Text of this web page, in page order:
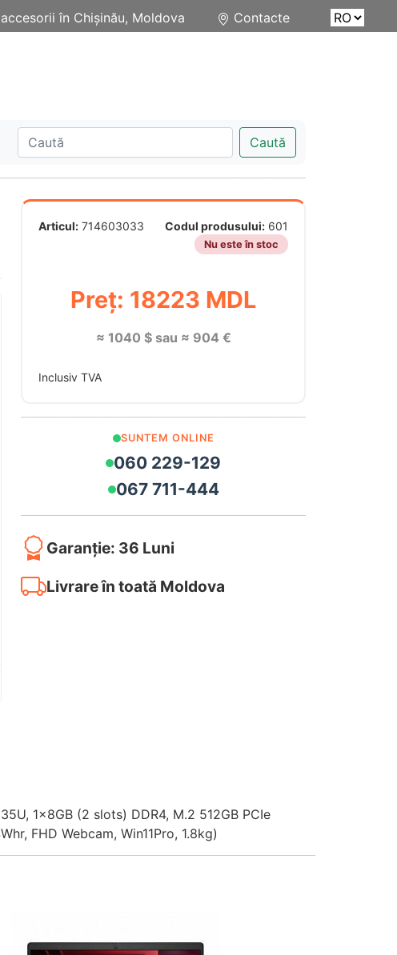
Contacte
în Chișinău, Moldova
Caută
Articul: 714603033 Codul produsului: 601
Nu este în stoc
Preț: 18223 MDL
≈ 1040 $ sau ≈ 904 €
Inclusiv TVA
SUNTEM ONLINE
060 229-129
067 711-444
Garanție: 36 Luni
Livrare în toată Moldova
1x8GB (2 slots) DDR4, M.2 512GB PCIe
FHD Webcam, Win11Pro, 1.8kg)